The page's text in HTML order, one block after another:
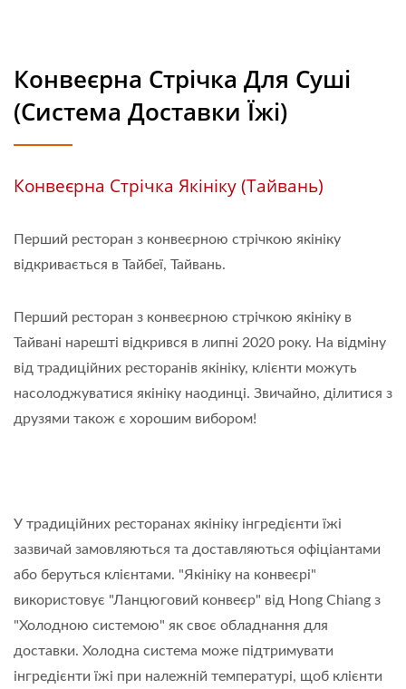
Конвеєрна Стрічка Для Суші
(Система Доставки Їжі)
Конвеєрна Стрічка Якініку (Тайвань)
Перший ресторан з конвеєрною стрічкою якініку
відкривається в Тайбеї, Тайвань.
Перший ресторан з конвеєрною стрічкою якініку в
Тайвані нарешті відкрився в липні 2020 року. На відміну
від традиційних ресторанів якініку, клієнти можуть
насолоджуватися якініку наодинці. Звичайно, ділитися з
друзями також є хорошим вибором!
У традиційних ресторанах якініку інгредієнти їжі
зазвичай замовляються та доставляються офіціантами
або беруться клієнтами. "Якініку на конвеєрі"
використовує "Ланцюговий конвеєр" від Hong Chiang з
"Холодною системою" як своє обладнання для
доставки. Холодна система може підтримувати
інгредієнти їжі при належній температурі, щоб клієнти